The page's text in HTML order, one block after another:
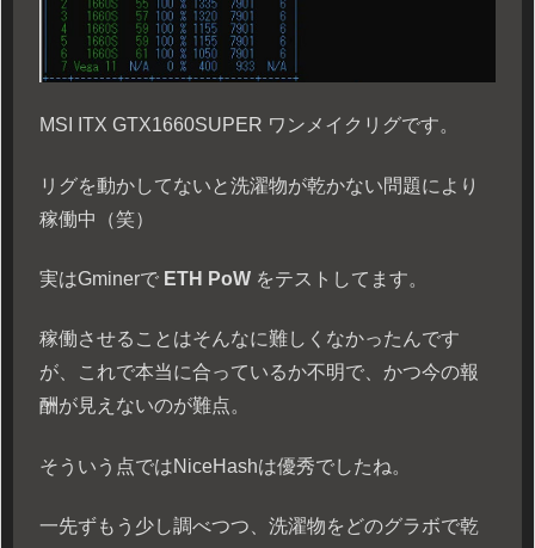
MSI ITX GTX1660SUPER ワンメイクリグです。
リグを動かしてないと洗濯物が乾かない問題により
稼働中（笑）
実はGminerで ETH PoW をテストしてます。
稼働させることはそんなに難しくなかったんです
が、これで本当に合っているか不明で、かつ今の報
酬が見えないのが難点。
そういう点ではNiceHashは優秀でしたね。
一先ずもう少し調べつつ、洗濯物をどのグラボで乾